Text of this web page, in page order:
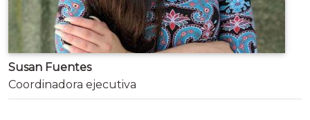
Susan Fuentes
Coordinadora ejecutiva